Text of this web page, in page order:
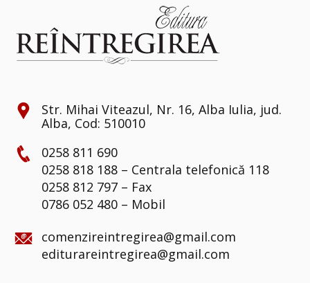
Str. Mihai Viteazul, Nr. 16, Alba Iulia, jud.
Alba, Cod: 510010
0258 811 690
0258 818 188 – Centrala telefonică 118
0258 812 797 – Fax
0786 052 480 – Mobil
comenzireintregirea@gmail.com
editurareintregirea@gmail.com